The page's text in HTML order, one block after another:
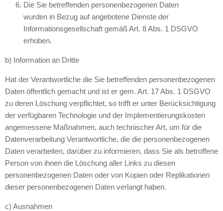
Die Sie betreffenden personenbezogenen Daten
wurden in Bezug auf angebotene Dienste der
Informationsgesellschaft gemäß Art. 8 Abs. 1 DSGVO
erhoben.
b) Information an Dritte
Hat der Verantwortliche die Sie betreffenden personenbezogenen
Daten öffentlich gemacht und ist er gem. Art. 17 Abs. 1 DSGVO
zu deren Löschung verpflichtet, so trifft er unter Berücksichtigung
der verfügbaren Technologie und der Implementierungskosten
angemessene Maßnahmen, auch technischer Art, um für die
Datenverarbeitung Verantwortliche, die die personenbezogenen
Daten verarbeiten, darüber zu informieren, dass Sie als betroffene
Person von ihnen die Löschung aller Links zu diesen
personenbezogenen Daten oder von Kopien oder Replikationen
dieser personenbezogenen Daten verlangt haben.
c) Ausnahmen